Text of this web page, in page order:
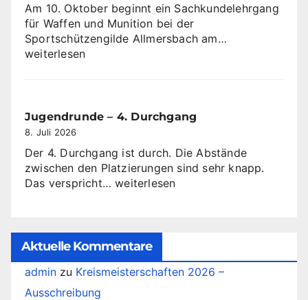
Am 10. Oktober beginnt ein Sachkundelehrgang
für Waffen und Munition bei der
Sportschützengilde Allmersbach am…
weiterlesen
Jugendrunde – 4. Durchgang
8. Juli 2026
Der 4. Durchgang ist durch. Die Abstände
zwischen den Platzierungen sind sehr knapp.
Das verspricht…Jugendrunde
weiterlesen
Aktuelle Kommentare
admin zu Kreismeisterschaften 2026 –
Ausschreibung